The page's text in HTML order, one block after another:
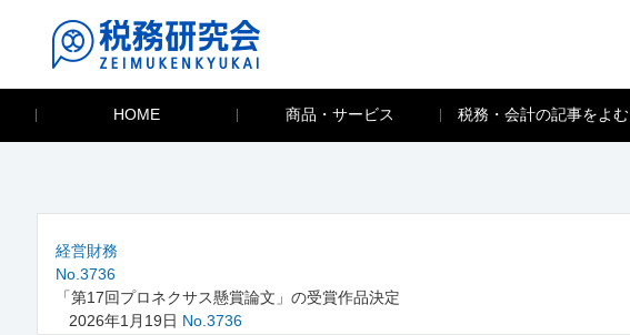
HOME 商品・サービス 税務・会計の記事をよむ
経営財務
No.3736
「第17回プロネクサス懸賞論文」の受賞作品決定
2026年1月19日 No.3736